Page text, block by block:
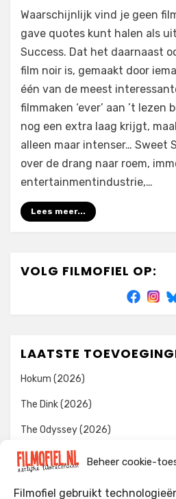
Beheer cookie-
Filmofiel gebruikt
Filmofiel.nl
1 reactie
op
Sweet
Smell
of
Success
(1957)
Waarschijnlijk vind je geen
gave quotes kunt halen als
Success. Dat het daarnaast
film noir is, gemaakt door
één van de meest
filmmaken ‘ever’ aan ’t lezen
nog een extra laag krijgt,
alleen maar intenser… Sweet
over de drang naar roem,
entertainmentindustrie,…
Lees meer...
VOLG FILMOFIEL OP:
LAATSTE
Hokum (2026)
The Dink (2026)
The Odyssey (2026)
Evil Dead Burn (2026)